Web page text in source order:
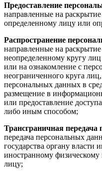
Предоставление
направленные на
определенному лицу или
Распространение
направленные на
неопределенному кругу
или на ознакомление с
неограниченного круга
персональных данных в
размещение в
или предоставление
либо иным способом;
Трансграничная
передача персональных
государства органу власти
иностранному
лицу;